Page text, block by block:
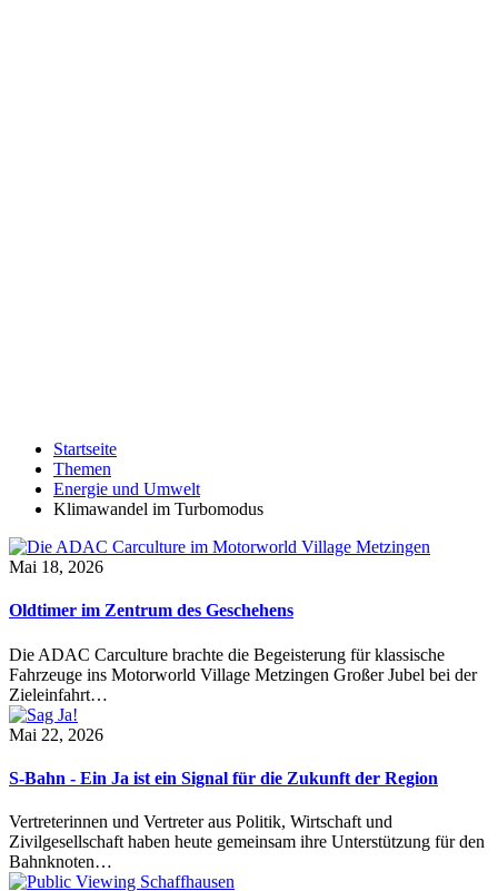
Startseite
Themen
Energie und Umwelt
Klimawandel im Turbomodus
Mai 18, 2026
Oldtimer im Zentrum des Geschehens
Die ADAC Carculture brachte die Begeisterung für klassische
Fahrzeuge ins Motorworld Village Metzingen Großer Jubel bei der
Zieleinfahrt…
Mai 22, 2026
S-Bahn - Ein Ja ist ein Signal für die Zukunft der Region
Vertreterinnen und Vertreter aus Politik, Wirtschaft und
Zivilgesellschaft haben heute gemeinsam ihre Unterstützung für den
Bahnknoten…